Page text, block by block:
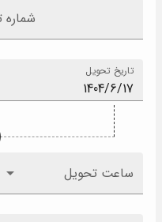
شماره
تاریخ تحویل
ساعت تحویل